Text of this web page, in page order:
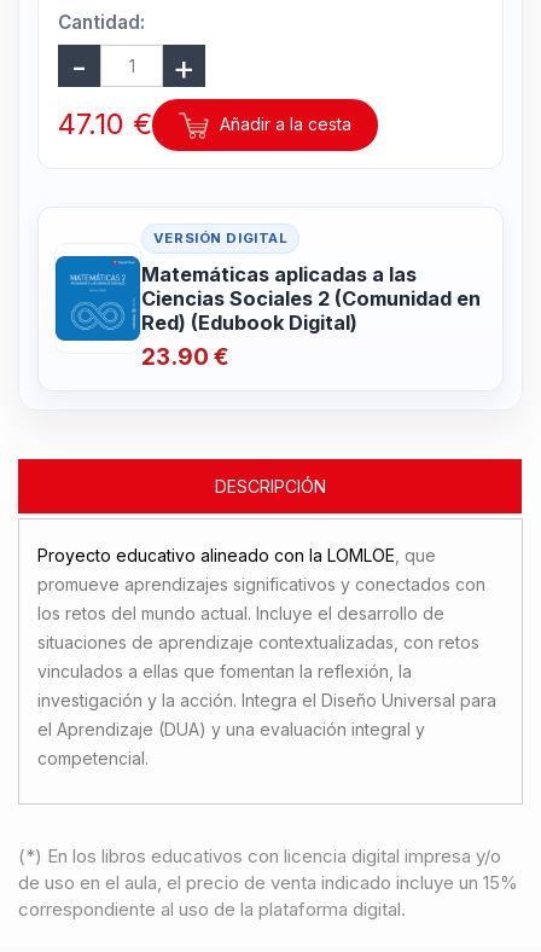
Cantidad:
47.10 € Añadir a la cesta
VERSIÓN DIGITAL
Matemáticas aplicadas a las
Ciencias Sociales 2 (Comunidad en
Red) (Edubook Digital)
23.90 €
DESCRIPCIÓN
Proyecto educativo alineado con la LOMLOE , que
promueve aprendizajes significativos y conectados con
los retos del mundo actual. Incluye el desarrollo de
situaciones de aprendizaje contextualizadas, con retos
vinculados a ellas que fomentan la reflexión, la
investigación y la acción. Integra el Diseño Universal para
el Aprendizaje (DUA) y una evaluación integral y
competencial.
(*) En los libros educativos con licencia digital impresa y/o
de uso en el aula, el precio de venta indicado incluye un 15%
correspondiente al uso de la plataforma digital.